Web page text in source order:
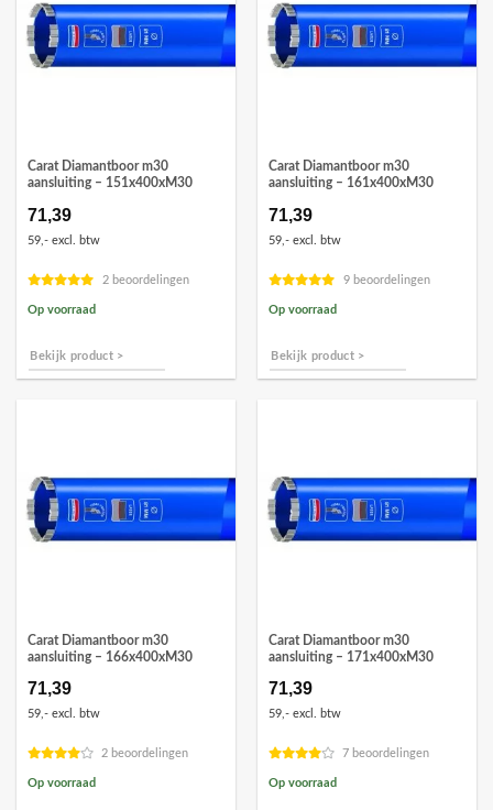
Carat Diamantboor m30
aansluiting – 151x400xM30
71,39
59,- excl. btw
2 beoordelingen
Op voorraad
Bekijk product >
Carat Diamantboor m30
aansluiting – 161x400xM30
71,39
59,- excl. btw
9 beoordelingen
Op voorraad
Bekijk product >
Carat Diamantboor m30
aansluiting – 166x400xM30
71,39
59,- excl. btw
2 beoordelingen
Op voorraad
Carat Diamantboor m30
aansluiting – 171x400xM30
71,39
59,- excl. btw
7 beoordelingen
Op voorraad